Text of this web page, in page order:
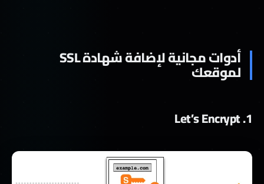
أدوات مجانية لإضافة شهادة SSL
لموقعك
1. Let’s Encrypt